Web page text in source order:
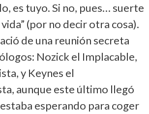
es tuyo. Si no, pues… suerte
(por no decir otra cosa).
de una reunión secreta
Nozick el Implacable,
y Keynes el
aunque este último llegó
esperando para coger